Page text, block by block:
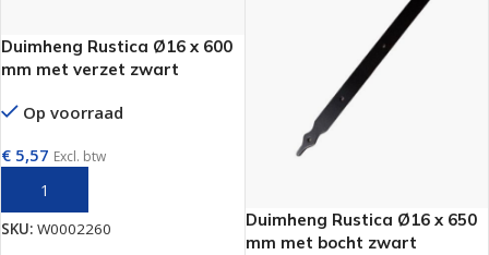
Duimheng Rustica Ø16 x 600
mm met verzet zwart
Op voorraad
€ 5,57 Excl. btw
SKU: W0002260
Duimheng Rustica Ø16 x 650
mm met bocht zwart